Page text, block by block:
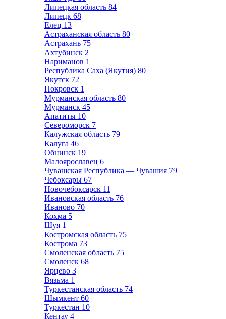
Липецкая область 84
Липецк 68
Елец 13
Астраханская область 80
Астрахань 75
Ахтубинск 2
Нариманов 1
Республика Саха (Якутия) 80
Якутск 72
Покровск 1
Мурманская область 80
Мурманск 45
Апатиты 10
Североморск 7
Калужская область 79
Калуга 46
Обнинск 19
Малоярославец 6
Чувашская Республика — Чувашия 79
Чебоксары 67
Новочебоксарск 11
Ивановская область 76
Иваново 70
Кохма 5
Шуя 1
Костромская область 75
Кострома 73
Смоленская область 75
Смоленск 68
Ярцево 3
Вязьма 1
Туркестанская область 74
Шымкент 60
Туркестан 10
Кентау 4